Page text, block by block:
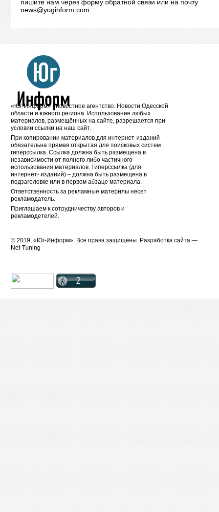
пишите нам через форму обратной связи или на почту
news@yuginform.com
«Юг-Информ» - новостное агентство. Новости Одесской
области и южного региона. Использование любых
материалов, размещённых на сайте, разрешается при
условии ссылки на наш сайт.
При копировании материалов для интернет-изданий –
обязательна прямая открытая для поисковых систем
гиперссылка. Ссылка должна быть размещена в
независимости от полного либо частичного
использования материалов. Гиперссылка (для
интернет- изданий) – должна быть размещена в
подзаголовке или в первом абзаце материала.
Ответственность за рекламные материлы несет
рекламодатель.
Приглашаем к сотрудничеству авторов и
рекламодетелей.
© 2019, «Юг-Информ». Все права защищены. Разработка cайта —
Net-Tuning